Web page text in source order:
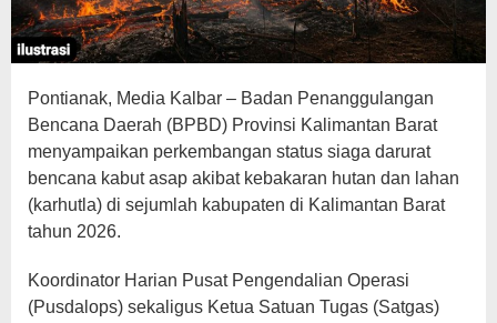
Pontianak, Media Kalbar – Badan Penanggulangan
Bencana Daerah (BPBD) Provinsi Kalimantan Barat
menyampaikan perkembangan status siaga darurat
bencana kabut asap akibat kebakaran hutan dan lahan
(karhutla) di sejumlah kabupaten di Kalimantan Barat
tahun 2026.
Koordinator Harian Pusat Pengendalian Operasi
(Pusdalops) sekaligus Ketua Satuan Tugas (Satgas)